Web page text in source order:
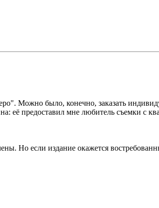
Можно было, конечно, заказать
её предоставил мне любитель съемки с
Но если издание окажется